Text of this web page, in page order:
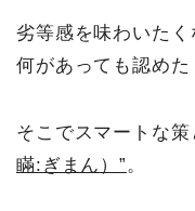
劣等感を味わいた
何があっても認めた
そこでスマートな策
瞞:ぎまん）”。